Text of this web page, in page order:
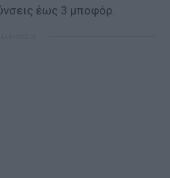
έως 3 μποφόρ.